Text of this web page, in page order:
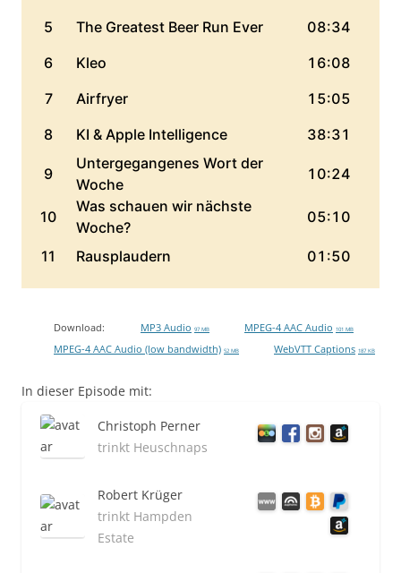
Download: MP3 Audio 97 MB MPEG-4 AAC Audio 101 MB
MPEG-4 AAC Audio (low bandwidth) 52 MB WebVTT Captions 187 KB
In dieser Episode mit:
Christoph Perner
trinkt Heuschnaps
Robert Krüger
trinkt Hampden
Estate